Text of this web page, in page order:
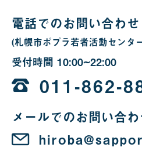
電話でのお問い合わせ
(札幌市ポプラ若者活動センタ
受付時間 10:00~22:00
時
か
ら
22
011-862-
メールでのお問い合